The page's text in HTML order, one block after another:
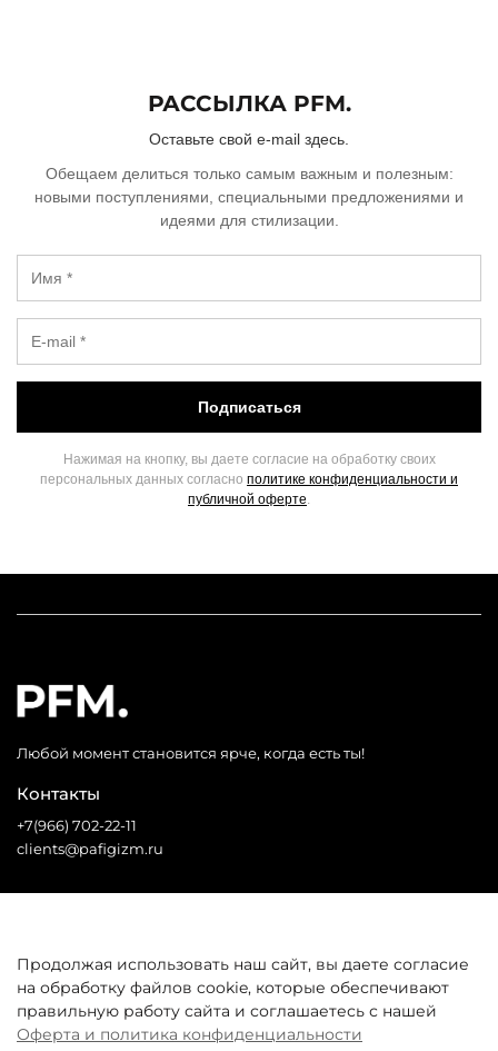
РАССЫЛКА PFM.
Оставьте свой e-mail здесь.
Обещаем делиться только самым важным и полезным:
новыми поступлениями, специальными предложениями и
идеями для стилизации.
Подписаться
Нажимая на кнопку, вы даете согласие на обработку своих
персональных данных согласно политике конфиденциальности и
публичной оферте.
Любой момент становится ярче, когда есть ты!
Покупателям
Контакты
+7(966) 702-22-11
clients@pafigizm.ru
* Запрещенная сеть
Продолжая использовать наш сайт, вы даете согласие
на обработку файлов cookie, которые обеспечивают
правильную работу сайта и соглашаетесь с нашей
Оферта и политика конфиденциальности